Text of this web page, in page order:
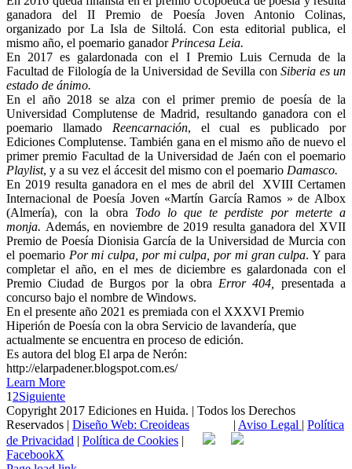
ganadora del II Premio de Poesía Joven Antonio Colinas,
organizado por La Isla de Siltolá. Con esta editorial publica, el
mismo año, el poemario ganador Princesa Leia.
En 2017 es galardonada con el I Premio Luis Cernuda de la
Facultad de Filología de la Universidad de Sevilla conSiberia es un
estado de ánimo.
En el año 2018 se alza con el primer premio de poesía de la
Universidad Complutense de Madrid, resultando ganadora con el
poemario llamado Reencarnación, el cual es publicado por
Ediciones Complutense. También gana en el mismo año de nuevo el
primer premio Facultad de la Universidad de Jaén con el poemario
Playlist, y a su vez el áccesit del mismo con el poemario Damasco.
En 2019 resulta ganadora en el mes de abril del XVIII Certamen
Internacional de Poesía Joven «Martín García Ramos » de Albox
(Almería), con la obra Todo lo que te perdiste por meterte a
monja. Además, en noviembre de 2019 resulta ganadora del XVII
Premio de Poesía Dionisia García de la Universidad de Murcia con
el poemario Por mi culpa, por mi culpa, por mi gran culpa. Y para
completar el año, en el mes de diciembre es galardonada con el
Premio Ciudad de Burgos por la obra Error 404,
presentada a
concurso bajo el nombre de Windows.
En el presente año 2021 es premiada con el XXXVI Premio
Hiperión de Poesía con la obra Servicio de lavandería, que
actualmente se encuentra en proceso de edición.
Es autora del blog El arpa de Nerón:
http://elarpadener.blogspot.com.es/
Learn More
1 2Siguiente
Copyright 2017 Ediciones en Huida. | Todos los Derechos
Reservados | Diseño Web: Creoideas | Aviso Legal | Política
de Privacidad | Política de Cookies |
FacebookX